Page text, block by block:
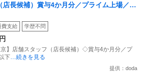
店長候補）賞与4か月分／プライム上場／残
プン多数
費支給 学歴不問
】店舗スタッフ（店長候補）◇賞与4か月分／プ
下 …続きを見る
提供：doda